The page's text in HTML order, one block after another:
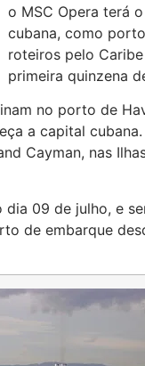
o MSC Opera terá
cubana, como
roteiros pelo
primeira quinzena
no porto de
a capital
Cayman, nas
09 de julho, e
de embarque